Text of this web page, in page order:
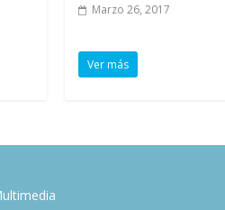
Marzo 26, 2017
Ver más